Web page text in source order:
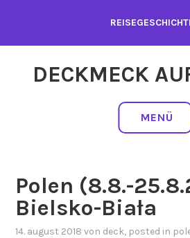
springen
DECKMECK
MENÜ
Polen (8.8.-
Bielsko-Biała
14. august 2018 von deck, posted in